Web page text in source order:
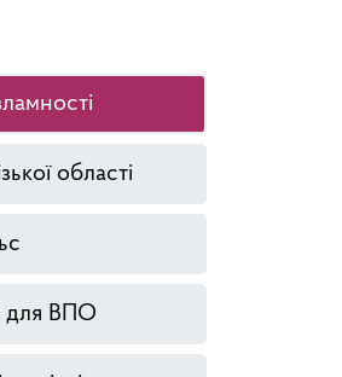
області
для ВПО